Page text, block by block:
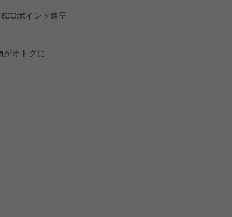
ポイント進呈
がオトクに